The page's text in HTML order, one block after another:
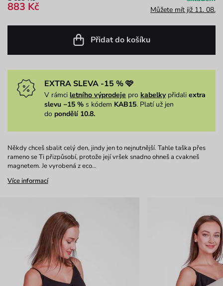
883 Kč Můžete mít již 11. 08.
Přidat do košíku
EXTRA SLEVA -15 % 🩷
V rámci letního výprodeje pro kabelkypřidali extra
slevu −15 % s kódem KAB15. Platí už jen
do pondělí 10.8.
Někdy chceš sbalit celý den, jindy jen to nejnutnější. Tahle taška přes
rameno se Ti přizpůsobí, protože její vršek snadno ohneš a cvakneš
magnetem. Je vyrobená z eco…
Více informací